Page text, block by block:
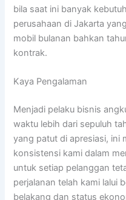
bila saat ini banyak
perusahaan di Jakarta
mobil bulanan bahkan
kontrak.
Kaya Pengalaman
Menjadi pelaku bisnis
waktu lebih dari sepuluh
yang patut di apresiasi, ini
konsistensi kami dalam
untuk setiap pelanggan
perjalanan telah kami lalui
belakang dan status